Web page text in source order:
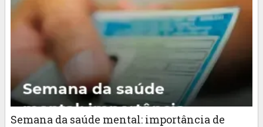
Semana da saúde mental: importância de